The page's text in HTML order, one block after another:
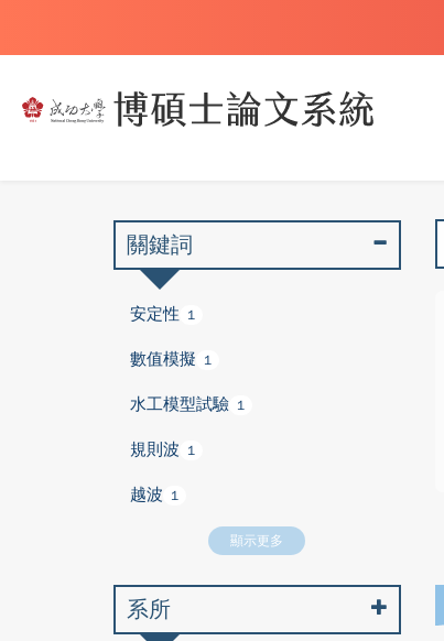
關鍵詞
安定性 1
數值模擬 1
水工模型試驗 1
規則波 1
越波 1
顯示更多
系所